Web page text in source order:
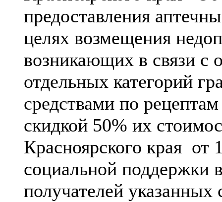
предоставления
целях возмещения
возникающих в связи с
отдельных категорий
средствами по
скидкой 50% их
Красноярского края
социальной поддержки
получателей указанных